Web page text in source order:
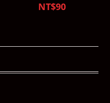
NT$90